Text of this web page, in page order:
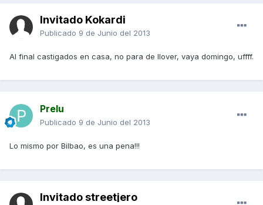
Invitado Kokardi
Publicado 9 de Junio del 2013
Al final castigados en casa, no para de llover, vaya domingo, uffff.
Prelu
Publicado 9 de Junio del 2013
Lo mismo por Bilbao, es una pena!!!
Invitado streetjero